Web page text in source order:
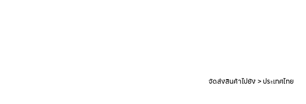
จัดส่งสินค้าไปยัง > ประเทศไทย